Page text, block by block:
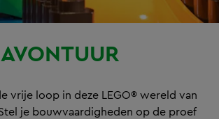
AVONTUUR
vrije loop in deze LEGO® wereld van
je bouwvaardigheden op de proef